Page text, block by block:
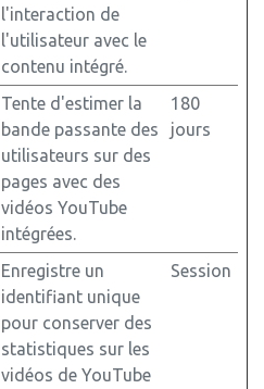
l'interaction de
l'utilisateur avec le
contenu intégré.
Tente d'estimer la
bande passante des
utilisateurs sur des
pages avec des
vidéos YouTube
intégrées.
180
jours
Enregistre un
identifiant unique
pour conserver des
statistiques sur les
vidéos de YouTube
Session